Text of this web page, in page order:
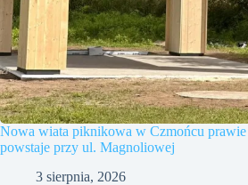
Nowa wiata piknikowa w Czmońcu
powstaje przy ul. Magnoliowej
3 sierpnia, 2026